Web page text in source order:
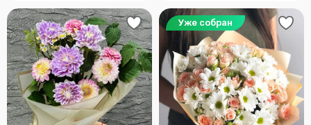
Уже собран